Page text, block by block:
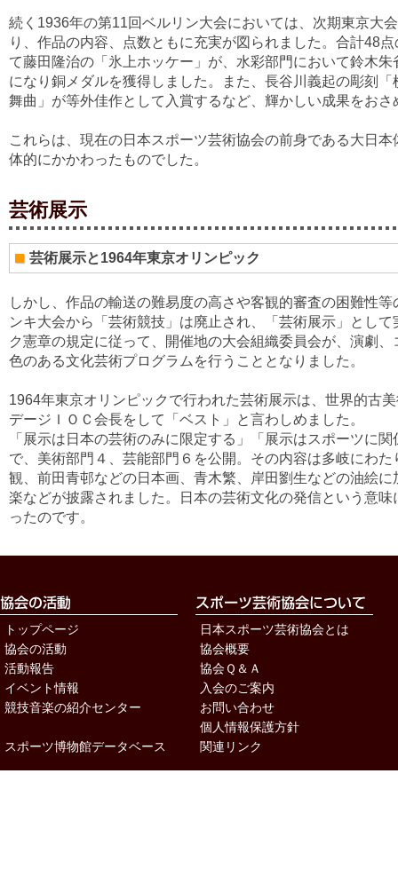
続く1936年の第11回ベルリン大会においては、次期東京大
り、作品の内容、点数ともに充実が図られました。合計48
て藤田隆治の「氷上ホッケー」が、水彩部門において鈴木
になり銅メダルを獲得しました。また、長谷川義起の彫刻
舞曲」が等外佳作として入賞するなど、輝かしい成果をおさ
これらは、現在の日本スポーツ芸術協会の前身である大日
体的にかかわったものでした。
芸術展示
芸術展示と1964年東京オリンピック
しかし、作品の輸送の難易度の高さや客観的審査の困難性
ンキ大会から「芸術競技」は廃止され、「芸術展示」とし
ク憲章の規定に従って、開催地の大会組織委員会が、演劇
色のある文化芸術プログラムを行うこととなりました。
1964年東京オリンピックで行われた芸術展示は、世界的古
デージＩＯＣ会長をして「ベスト」と言わしめました。
「展示は日本の芸術のみに限定する」「展示はスポーツに
で、美術部門４、芸能部門６を公開。その内容は多岐にわ
観、前田青邨などの日本画、青木繁、岸田劉生などの油絵
楽などが披露されました。日本の芸術文化の発信という意
ったのです。
トップページ
協会の活動
活動報告
イベント情報
競技音楽の紹介センター
スポーツ博物館データベース
日本スポーツ芸術協会とは
協会概要
協会Ｑ＆Ａ
入会のご案内
お問い合わせ
個人情報保護方針
関連リンク